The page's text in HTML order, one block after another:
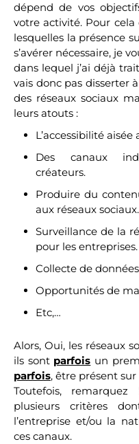
dépend de vos
votre activité. Pour
lesquelles la présence
s’avérer nécessaire, je
dans lequel j’ai déjà
vais donc pas disserter
des réseaux sociaux
leurs atouts :
L’accessibilité
Des canaux
créateurs.
Produire du
aux réseaux sociaux.
Surveillance de la
pour les entreprises.
Collecte de
Opportunités de
Etc,…
Alors, Oui, les réseaux
ils sont parfois un
parfois, être présent sur
Toutefois,
plusieurs critères
l’entreprise et/ou la
ces canaux.